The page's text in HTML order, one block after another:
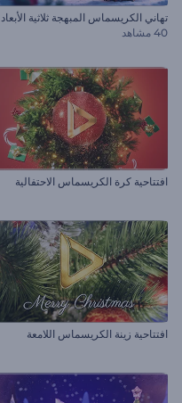
تهاني الكريسماس المبهجة ثلاثية الأبعاد
40 مشاهد
افتتاحية كرة الكريسماس الاحتفالية
افتتاحية زينة الكريسماس اللامعة